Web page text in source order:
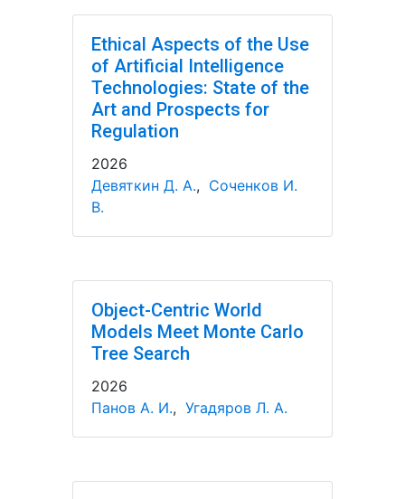
Ethical Aspects of the Use
of Artificial Intelligence
Technologies: State of the
Art and Prospects for
Regulation
2026
Девяткин Д. А., Соченков И.
В.
Object-Centric World
Models Meet Monte Carlo
Tree Search
2026
Панов А. И., Угадяров Л. А.